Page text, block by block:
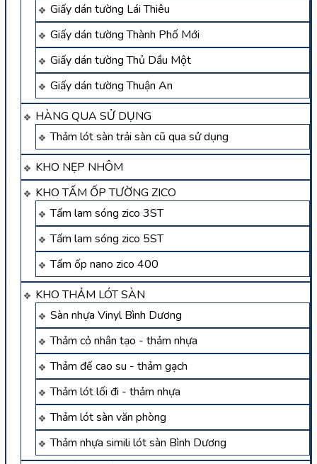
Giấy dán tường Lái Thiêu
Giấy dán tường Thành Phố Mới
Giấy dán tường Thủ Dầu Một
Giấy dán tường Thuận An
HÀNG QUA SỬ DỤNG
Thảm lót sàn trải sàn cũ qua sử dụng
KHO NẸP NHÔM
KHO TẤM ỐP TƯỜNG ZICO
Tấm lam sóng zico 3ST
Tấm lam sóng zico 5ST
Tấm ốp nano zico 400
KHO THẢM LÓT SÀN
Sàn nhựa Vinyl Bình Dương
Thảm cỏ nhân tạo - thảm nhựa
Thảm đế cao su - thảm gạch
Thảm lót lối đi - thảm nhựa
Thảm lót sàn văn phòng
Thảm nhựa simili lót sàn Bình Dương